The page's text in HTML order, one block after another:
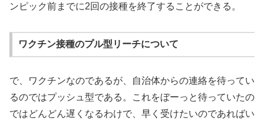
ンピック前までに2回の接種を終了することができる。
ワクチン接種のプル型リーチについて
で、ワクチンなのであるが、自治体からの連絡を待ってい
るのではプッシュ型である。これをぼーっと待っていたの
ではどんどん遅くなるわけで、早く受けたいのであればい